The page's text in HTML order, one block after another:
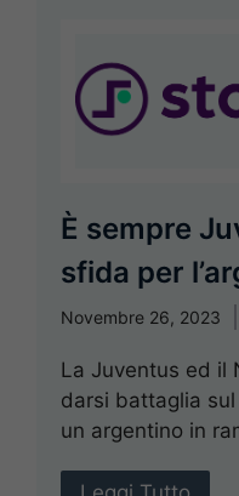
È sempre
sfida per
Novembre 26, 2023
La Juventus ed il
darsi battaglia sul
un argentino in